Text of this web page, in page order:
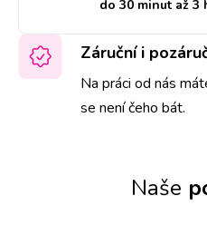
do 30 minut až 3
Záruční i
Na práci od nás
se není čeho bát.
Naše